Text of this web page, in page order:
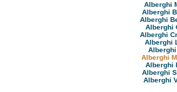
Alberghi
Alberghi
Alberghi
Alberghi
Alberghi
Alberghi
Alberghi
Alberghi
Alberghi
Alberghi